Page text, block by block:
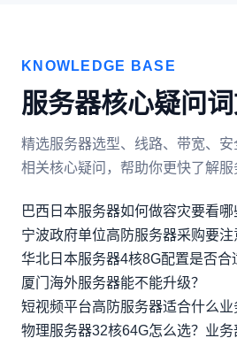
KNOWLEDGE BASE
服务器核心疑问
精选服务器选型、线路、带宽、
相关核心疑问，帮助你更快了解服
巴西日本服务器如何做容灾要看哪
宁波政府单位高防服务器采购要注
华北日本服务器4核8G配置是否合
厦门海外服务器能不能升级？
短视频平台高防服务器适合什么
物理服务器32核64G怎么选？业